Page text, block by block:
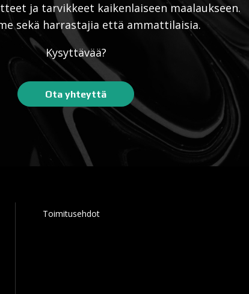
ja tarvikkeet kaikenlaiseen maalaukseen.
sekä harrastajia että ammattilaisia.
Kysyttävää?
Ota yhteyttä
Toimitusehdot